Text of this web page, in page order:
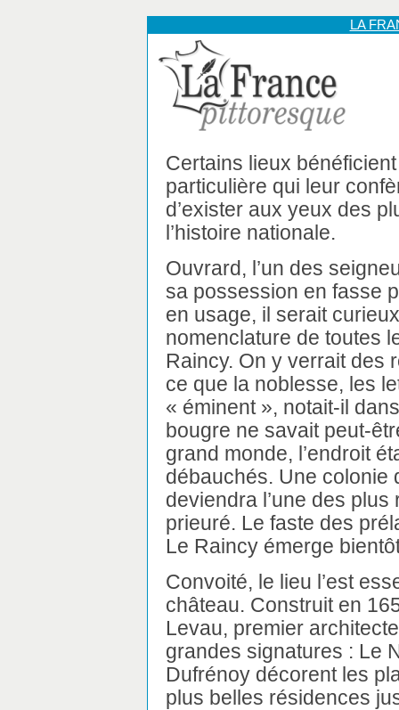
LA
Certains lieux
particulière qui leur
d’exister aux yeux des
l’histoire nationale.
Ouvrard, l’un des
sa possession en fasse
en usage, il serait
nomenclature de toutes
Raincy. On y verrait des
ce que la noblesse, les
« éminent », notait-il
bougre ne savait peut-
grand monde, l’endroit
débauchés. Une colonie
deviendra l’une des
prieuré. Le faste des
Le Raincy émerge
Convoité, le lieu l’est
château. Construit en
Levau, premier
grandes signatures : Le
Dufrénoy décorent les
plus belles résidences